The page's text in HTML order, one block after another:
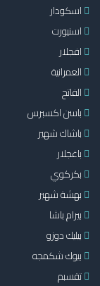
اسكودار
اسنيورت
افجلار
العمرانية
الفاتح
باسن اكسبرس
باشاك شهير
باغجلار
بكركوي
بهشة شهير
بيرام باشا
بيليك دوزو
بيوك شكمجه
تقسبم